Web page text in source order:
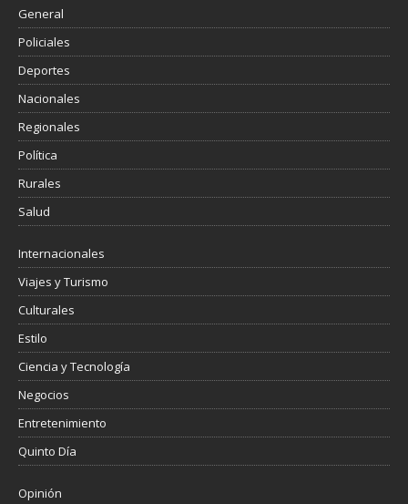
General
Policiales
Deportes
Nacionales
Regionales
Política
Rurales
Salud
Internacionales
Viajes y Turismo
Culturales
Estilo
Ciencia y Tecnología
Negocios
Entretenimiento
Quinto Día
Opinión